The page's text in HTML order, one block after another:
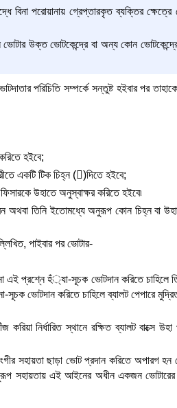
পরোয়ানায় গ্রেপ্তারকৃত ব্যক্তির
ভোটার উক্ত ভোটকেন্দ্রে বা অন্য কোন
পরিচিতি সম্পর্কে সন্তুষ্ট হইবার পর
হইবে;
একটি টিক চিহ্ন ()দিতে হইবে;
উহাতে অনুস্বাক্ষর করিতে হইবে৷
তিনি ইতোমধ্যে অনুরূপ কোন চিহ্ন বা
পাইবার পর ভোটার-
এই প্রশ্নে হঁ্যা-সূচক ভোটদান করিতে চাহিলে
ভোটদান করিতে চাহিলে ব্যালট পেপারে
নির্ধারিত স্থানে রক্ষিত ব্যালট বাক্সে
সহায়তা ছাড়া ভোট প্রদান করিতে অপারগ হন
সহায়তায় এই আইনের অধীন একজন ভোটারের